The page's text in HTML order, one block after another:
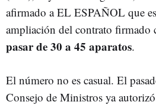
afirmado a EL ESPAÑOL que
ampliación del contrato firmado
pasar de 30 a 45 aparatos.
El número no es casual. El
Consejo de Ministros ya